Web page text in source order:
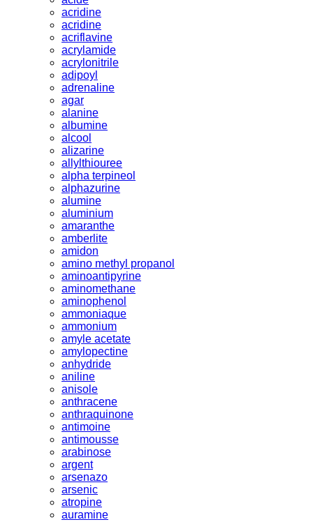
acridine
acridine
acriflavine
acrylamide
acrylonitrile
adipoyl
adrenaline
agar
alanine
albumine
alcool
alizarine
allylthiouree
alpha terpineol
alphazurine
alumine
aluminium
amaranthe
amberlite
amidon
amino methyl propanol
aminoantipyrine
aminomethane
aminophenol
ammoniaque
ammonium
amyle acetate
amylopectine
anhydride
aniline
anisole
anthracene
anthraquinone
antimoine
antimousse
arabinose
argent
arsenazo
arsenic
atropine
auramine